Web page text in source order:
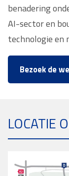
benadering
AI-sector en
technologie en
Bezoek de
LOCATIE